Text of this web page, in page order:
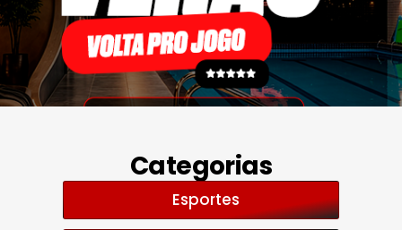
Categorias
Esportes